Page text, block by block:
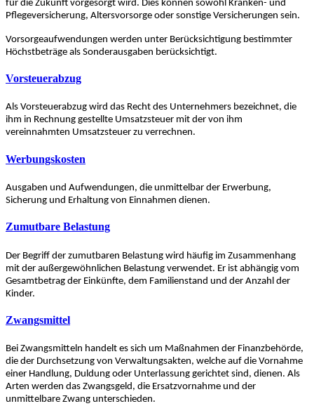
für die Zukunft vorgesorgt wird. Dies können sowohl Kranken- und
Pflegeversicherung, Altersvorsorge oder sonstige Versicherungen sein.
Vorsorgeaufwendungen werden unter Berücksichtigung bestimmter
Höchstbeträge als Sonderausgaben berücksichtigt.
Vorsteuerabzug
Als Vorsteuerabzug wird das Recht des Unternehmers bezeichnet, die
ihm in Rechnung gestellte Umsatzsteuer mit der von ihm
vereinnahmten Umsatzsteuer zu verrechnen.
Werbungskosten
Ausgaben und Aufwendungen, die unmittelbar der Erwerbung,
Sicherung und Erhaltung von Einnahmen dienen.
Zumutbare Belastung
Der Begriff der zumutbaren Belastung wird häufig im Zusammenhang
mit der außergewöhnlichen Belastung verwendet. Er ist abhängig vom
Gesamtbetrag der Einkünfte, dem Familienstand und der Anzahl der
Kinder.
Zwangsmittel
Bei Zwangsmitteln handelt es sich um Maßnahmen der Finanzbehörde,
die der Durchsetzung von Verwaltungsakten, welche auf die Vornahme
einer Handlung, Duldung oder Unterlassung gerichtet sind, dienen. Als
Arten werden das Zwangsgeld, die Ersatzvornahme und der
unmittelbare Zwang unterschieden.